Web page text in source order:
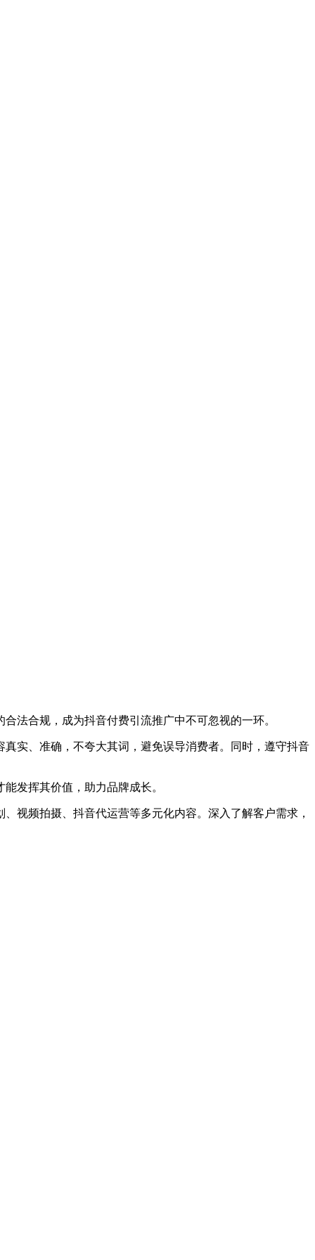
法合规，成为抖音付费引流推广中不可忽视的一环。
实、准确，不夸大其词，避免误导消费者。同时，遵守抖音
发挥其价值，助力品牌成长。
频拍摄、抖音代运营等多元化内容。深入了解客户需求，